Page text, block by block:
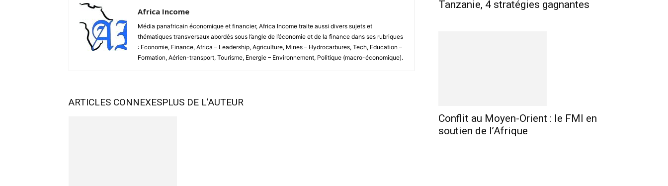
Africa Income
Média panafricain économique et financier, Africa Income traite aussi divers sujets et
thématiques transversaux abordés sous l’angle de l’économie et de la finance dans ses rubriques
: Economie, Finance, Africa – Leadership, Agriculture, Mines – Hydrocarbures, Tech, Education –
Formation, Aérien-transport, Tourisme, Energie – Environnement, Politique (macro-économique).
ARTICLES CONNEXESPLUS DE L'AUTEUR
Tanzanie, 4 stratégies gagnantes
Conflit au Moyen-Orient : le FMI en
soutien de l’Afrique